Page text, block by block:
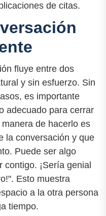
de citas.
fluye entre dos
y sin esfuerzo. Sin
es importante
adecuado para cerrar
de hacerlo es
la conversación y que
Puede ser algo
¡Sería genial
Esto muestra
a la otra persona
tiempo.